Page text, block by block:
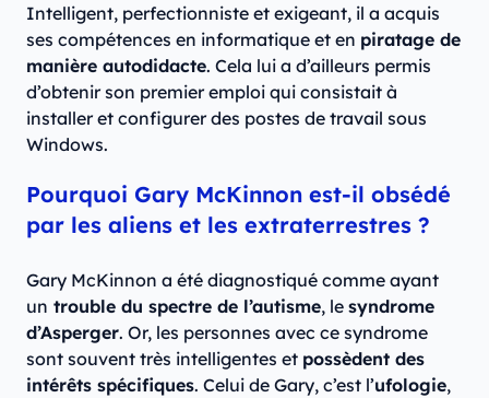
Intelligent, perfectionniste et exigeant, il a acquis
ses compétences en informatique et en piratage de
manière autodidacte. Cela lui a d’ailleurs permis
d’obtenir son premier emploi qui consistait à
installer et configurer des postes de travail sous
Windows.
Pourquoi Gary McKinnon est-il obsédé
par les aliens et les extraterrestres ?
Gary McKinnon a été diagnostiqué comme ayant
un trouble du spectre de l’autisme, le syndrome
d’Asperger. Or, les personnes avec ce syndrome
sont souvent très intelligentes et possèdent des
intérêts spécifiques. Celui de Gary, c’est l’ufologie,